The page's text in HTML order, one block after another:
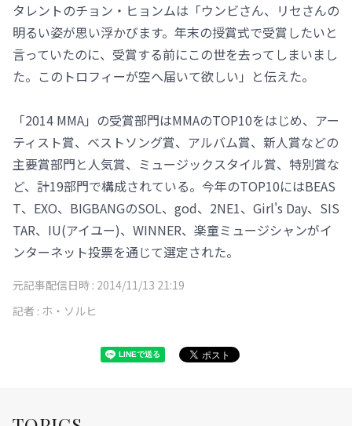
タレントのチョン・ヒョンムは「ウンビさん、リセさんの
明るい姿が思い浮かびます。年末の授賞式で受賞したいと
言っていたのに、受賞する前にこの世を去ってしまいまし
た。このトロフィーが空へ届いて欲しい」と伝えた。
「2014 MMA」の受賞部門はMMAのTOP10をはじめ、アー
ティスト賞、ベストソング賞、アルバム賞、新人賞などの
主要賞部門と人気賞、ミュージックスタイル賞、特別賞な
ど、計19部門で構成されている。今年のTOP10にはBEAS
T、EXO、BIGBANGのSOL、god、2NE1、Girl's Day、SIS
TAR、IU(アイユー)、WINNER、楽童ミュージシャンがイ
ンターネット投票を通じて選定された。
元記事配信日時 : 2014/11/13 21:19
記者 : ホ・ソルヒ